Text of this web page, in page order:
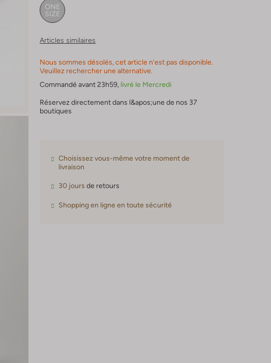
ONE
SIZE
Articles similaires
Nous sommes désolés, cet article n'est pas disponible.
Veuillez rechercher une alternative.
Commandé avant 23h59, livré le Mercredi
Réservez directement dans l&apos;une de nos 37
boutiques
Choisissez vous-même votre moment de
livraison
30 jours de retours
Shopping en ligne en toute sécurité